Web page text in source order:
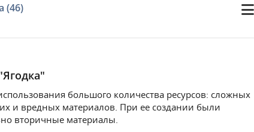
(46)
большого количества ресурсов: сложных
и вредных материалов. При ее создании были
вторичные материалы.